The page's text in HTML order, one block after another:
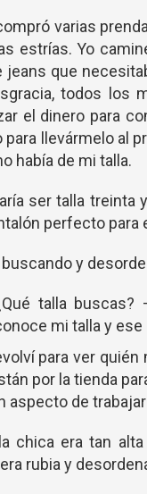
varias
estrías. Yo
jeans que
todos los
el dinero para
para llevármelo al
había de mi talla.
ser talla treinta
perfecto para
y
talla
mi talla y
para ver quién
por la tienda
aspecto de trabajar
chica era tan
rubia y